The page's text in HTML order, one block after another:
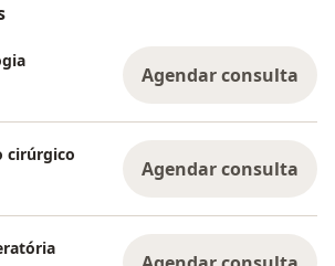
Agendar consulta
cirúrgico
Agendar consulta